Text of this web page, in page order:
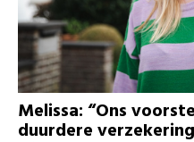
Melissa: “Ons
duurdere